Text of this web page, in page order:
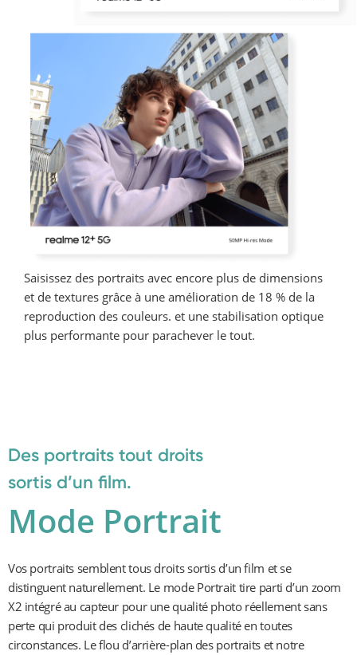
Saisissez des portraits avec encore plus de dimensions
et de textures grâce à une amélioration de 18 % de la
reproduction des couleurs. et une stabilisation optique
plus performante pour parachever le tout.
Des portraits tout droits
sortis d’un film.
Mode Portrait
Vos portraits semblent tous droits sortis d’un film et se
distinguent naturellement. Le mode Portrait tire parti d’un zoom
X2 intégré au capteur pour une qualité photo réellement sans
perte qui produit des clichés de haute qualité en toutes
circonstances. Le flou d’arrière-plan des portraits et notre